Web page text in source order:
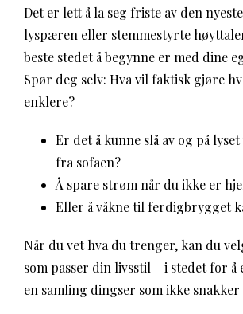
Det er lett å la seg friste av den
lyspæren eller stemmestyrte
beste stedet å begynne er med dine
Spør deg selv: Hva vil faktisk gjøre
enklere?
Er det å kunne slå av og på lyset
fra sofaen?
Å spare strøm når du ikke er
Eller å våkne til ferdigbrygget
Når du vet hva du trenger, kan du
som passer din livsstil – i stedet for å
en samling dingser som ikke snakker